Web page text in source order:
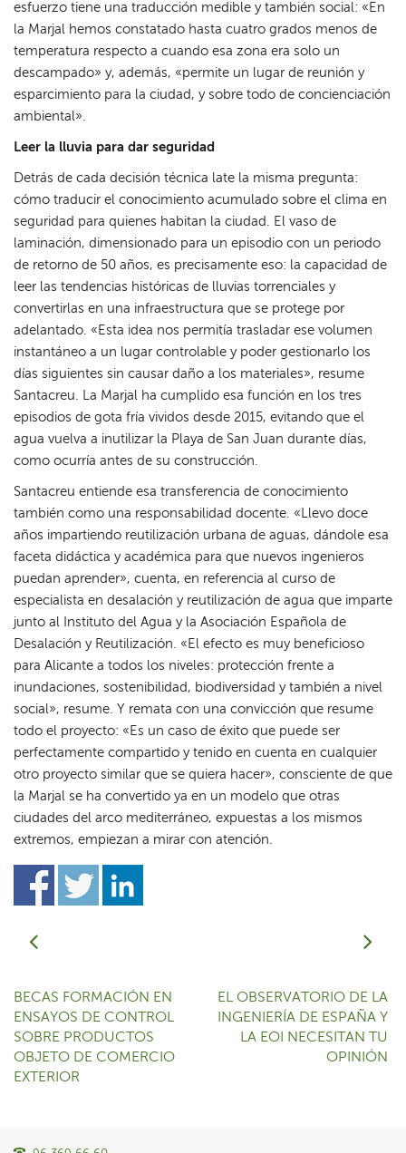
esfuerzo tiene una traducción medible y también social: «En
la Marjal hemos constatado hasta cuatro grados menos de
temperatura respecto a cuando esa zona era solo un
descampado» y, además, «permite un lugar de reunión y
esparcimiento para la ciudad, y sobre todo de concienciación
ambiental».
Leer la lluvia para dar seguridad
Detrás de cada decisión técnica late la misma pregunta:
cómo traducir el conocimiento acumulado sobre el clima en
seguridad para quienes habitan la ciudad. El vaso de
laminación, dimensionado para un episodio con un periodo
de retorno de 50 años, es precisamente eso: la capacidad de
leer las tendencias históricas de lluvias torrenciales y
convertirlas en una infraestructura que se protege por
adelantado. «Esta idea nos permitía trasladar ese volumen
instantáneo a un lugar controlable y poder gestionarlo los
días siguientes sin causar daño a los materiales», resume
Santacreu. La Marjal ha cumplido esa función en los tres
episodios de gota fría vividos desde 2015, evitando que el
agua vuelva a inutilizar la Playa de San Juan durante días,
como ocurría antes de su construcción.
Santacreu entiende esa transferencia de conocimiento
también como una responsabilidad docente. «Llevo doce
años impartiendo reutilización urbana de aguas, dándole esa
faceta didáctica y académica para que nuevos ingenieros
puedan aprender», cuenta, en referencia al curso de
especialista en desalación y reutilización de agua que imparte
junto al Instituto del Agua y la Asociación Española de
Desalación y Reutilización. «El efecto es muy beneficioso
para Alicante a todos los niveles: protección frente a
inundaciones, sostenibilidad, biodiversidad y también a nivel
social», resume. Y remata con una convicción que resume
todo el proyecto: «Es un caso de éxito que puede ser
perfectamente compartido y tenido en cuenta en cualquier
otro proyecto similar que se quiera hacer», consciente de que
la Marjal se ha convertido ya en un modelo que otras
ciudades del arco mediterráneo, expuestas a los mismos
extremos, empiezan a mirar con atención.
BECAS FORMACIÓN EN
ENSAYOS DE CONTROL
SOBRE PRODUCTOS
OBJETO DE COMERCIO
EXTERIOR
EL OBSERVATORIO DE LA
INGENIERÍA DE ESPAÑA Y
LA EOI NECESITAN TU
OPINIÓN